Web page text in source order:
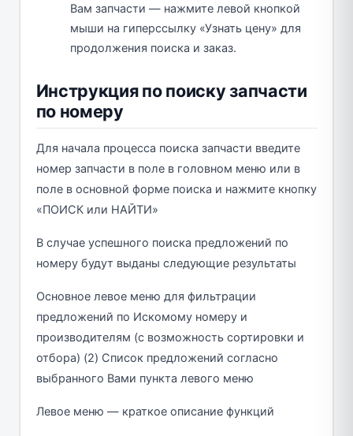
Вам запчасти — нажмите левой кнопкой
мыши на гиперссылку «Узнать цену» для
продолжения поиска и заказ.
Инструкция по поиску запчасти
по номеру
Для начала процесса поиска запчасти введите
номер запчасти в поле в головном меню или в
поле в основной форме поиска и нажмите кнопку
«ПОИСК или НАЙТИ»
В случае успешного поиска предложений по
номеру будут выданы следующие результаты
Основное левое меню для фильтрации
предложений по Искомому номеру и
производителям (с возможность сортировки и
отбора) (2) Список предложений согласно
выбранного Вами пункта левого меню
Левое меню — краткое описание функций